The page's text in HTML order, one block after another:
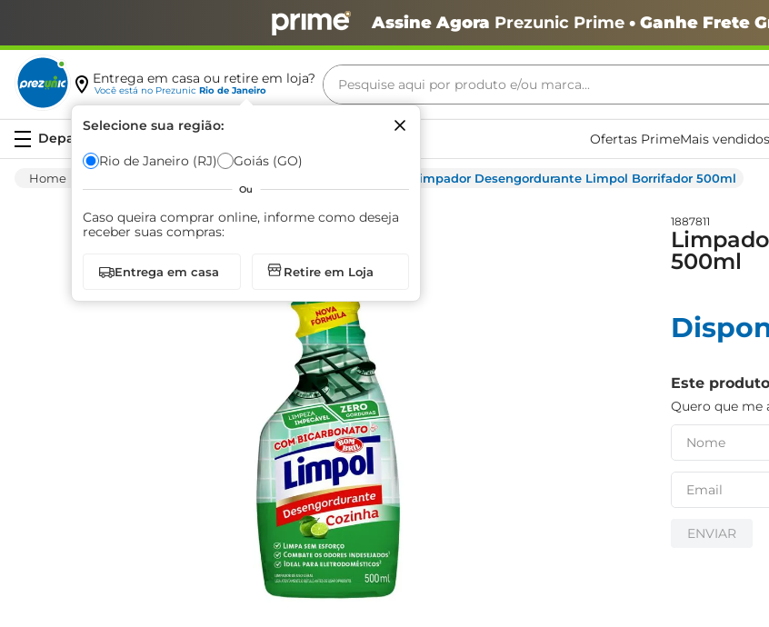
Assine Agora Prezunic Prime• Ganhe Frete
Entrega em casa ou retire em loja?
Você está no Prezunic Rio de Janeiro
Selecione sua região:
Rio de Janeiro (RJ) Goiás (GO)
Ou
Caso queira comprar online, informe como deseja
receber suas compras:
Entrega em casa Retire em Loja
Pesquise aqui por produto e/ou marca...
Ofertas PrimeMais vendidos
Limpador Desengordurante Limpol Borrifador 500ml
1887811
500ml
Este
Quero que me
ENVIAR
Termos mais buscados
café
biscoito
azeite
arroz
iogurte
papel higiênico
cerveja